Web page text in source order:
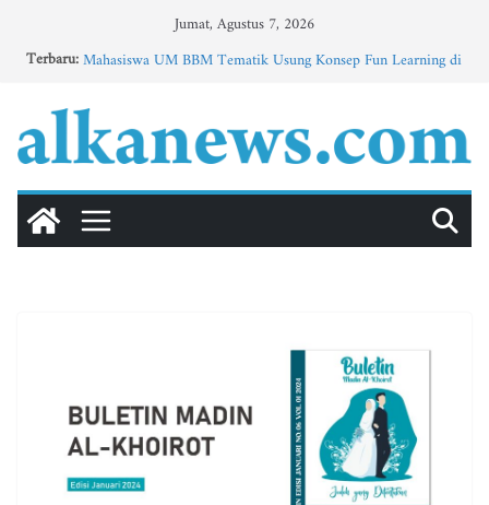
Jumat, Agustus 7, 2026
Terbaru: Tingkatkan Minat Bahasa Arab Santri TPQ dan Madin,
Mahasiswa UM BBM Tematik Usung Konsep Fun Learning di
Buletin MTs Al-Khoirot No.37, Vol. 4, Edisi Mei 2026
BULETIN MADIN AL-KHOIROT PUTRI | Vol. 2, Edisi 11,
Mei 2026
الوحدة الثانية”الأسرة” (3)
Bangsa yang Kehilangan Waktu Berpikir?